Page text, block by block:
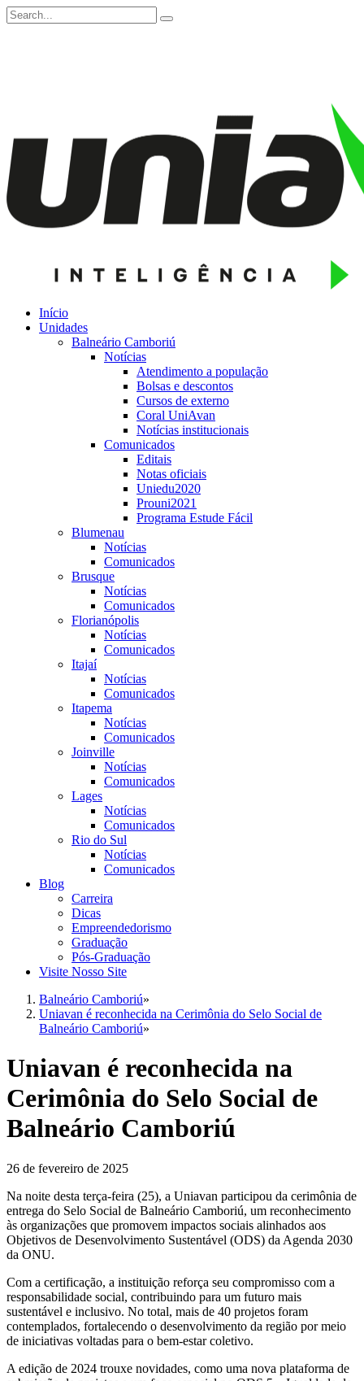
Início
Unidades
Balneário Camboriú
Notícias
Atendimento a população
Bolsas e descontos
Cursos de externo
Coral UniAvan
Notícias institucionais
Comunicados
Editais
Notas oficiais
Uniedu2020
Prouni2021
Programa Estude Fácil
Blumenau
Notícias
Comunicados
Brusque
Notícias
Comunicados
Florianópolis
Notícias
Comunicados
Itajaí
Notícias
Comunicados
Itapema
Notícias
Comunicados
Joinville
Notícias
Comunicados
Lages
Notícias
Comunicados
Rio do Sul
Notícias
Comunicados
Blog
Carreira
Dicas
Empreendedorismo
Graduação
Pós-Graduação
Visite Nosso Site
Balneário Camboriú»
Uniavan é reconhecida na Cerimônia do Selo Social de
Balneário Camboriú»
Uniavan é reconhecida na
Cerimônia do Selo Social de
Balneário Camboriú
26 de fevereiro de 2025
Na noite desta terça-feira (25), a Uniavan participou da cerimônia de
entrega do Selo Social de Balneário Camboriú, um reconhecimento
às organizações que promovem impactos sociais alinhados aos
Objetivos de Desenvolvimento Sustentável (ODS) da Agenda 2030
da ONU.
Com a certificação, a instituição reforça seu compromisso com a
responsabilidade social, contribuindo para um futuro mais
sustentável e inclusivo. No total, mais de 40 projetos foram
contemplados, fortalecendo o desenvolvimento da região por meio
de iniciativas voltadas para o bem-estar coletivo.
A edição de 2024 trouxe novidades, como uma nova plataforma de